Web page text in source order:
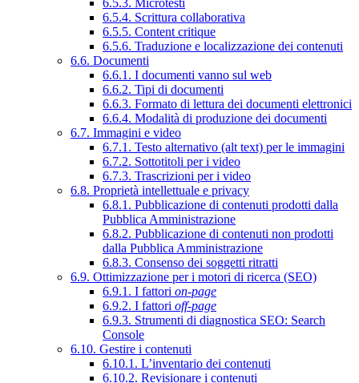
6.5.3. Microtesti
6.5.4. Scrittura collaborativa
6.5.5. Content critique
6.5.6. Traduzione e localizzazione dei contenuti
6.6. Documenti
6.6.1. I documenti vanno sul web
6.6.2. Tipi di documenti
6.6.3. Formato di lettura dei documenti elettronici
6.6.4. Modalità di produzione dei documenti
6.7. Immagini e video
6.7.1. Testo alternativo (alt text) per le immagini
6.7.2. Sottotitoli per i video
6.7.3. Trascrizioni per i video
6.8. Proprietà intellettuale e privacy
6.8.1. Pubblicazione di contenuti prodotti dalla
Pubblica Amministrazione
6.8.2. Pubblicazione di contenuti non prodotti
dalla Pubblica Amministrazione
6.8.3. Consenso dei soggetti ritratti
6.9. Ottimizzazione per i motori di ricerca (SEO)
6.9.1. I fattori on-page
6.9.2. I fattori off-page
6.9.3. Strumenti di diagnostica SEO: Search
Console
6.10. Gestire i contenuti
6.10.1. L’inventario dei contenuti
6.10.2. Revisionare i contenuti